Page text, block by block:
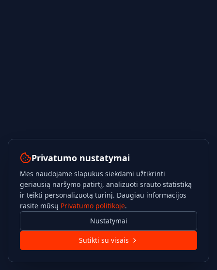
Privatumo nustatymai
Mes naudojame slapukus siekdami užtikrinti
geriausią naršymo patirtį, analizuoti srauto statistiką
ir teikti personalizuotą turinį. Daugiau informacijos
rasite mūsų Privatumo politikoje.
Nustatymai
Sutikti su visais